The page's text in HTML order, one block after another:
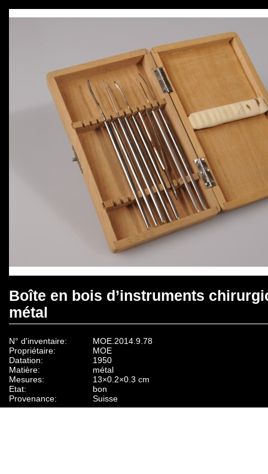
Boîte en bois d’instruments
métal
N° d'inventaire:
MOE.2014.9.78
Propriétaire:
MOE
Datation:
1950
Matière:
métal
Mesures:
13×0.2×0.3 cm
Etat:
bon
Provenance:
Suisse